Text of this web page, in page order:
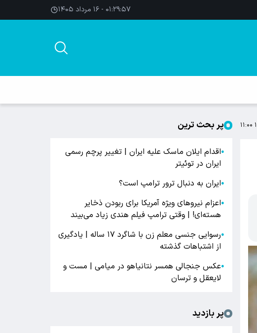
۰۱:۲۹:۵۸ - ۱۶ مرداد ۱۴۰۵
پر بحث ترین
●اقدام ایلان ماسک علیه ایران | تغییر پرچم رسمی
ایران در توئیتر
●ایران به دنبال ترور ترامپ است؟
●اعزام نیروهای ویژه آمریکا برای ربودن ذخایر
هسته‌ای! | وقتی ترامپ فیلم هندی زیاد می‌بیند
●
رسوایی جنسی معلم زن با شاگرد ۱۷ ساله | یادگیری
از اشتباهات گذشته
●عکس جنجالی همسر نتانیاهو در میامی | مست و
لایعقل و ترسان
پر بازدید